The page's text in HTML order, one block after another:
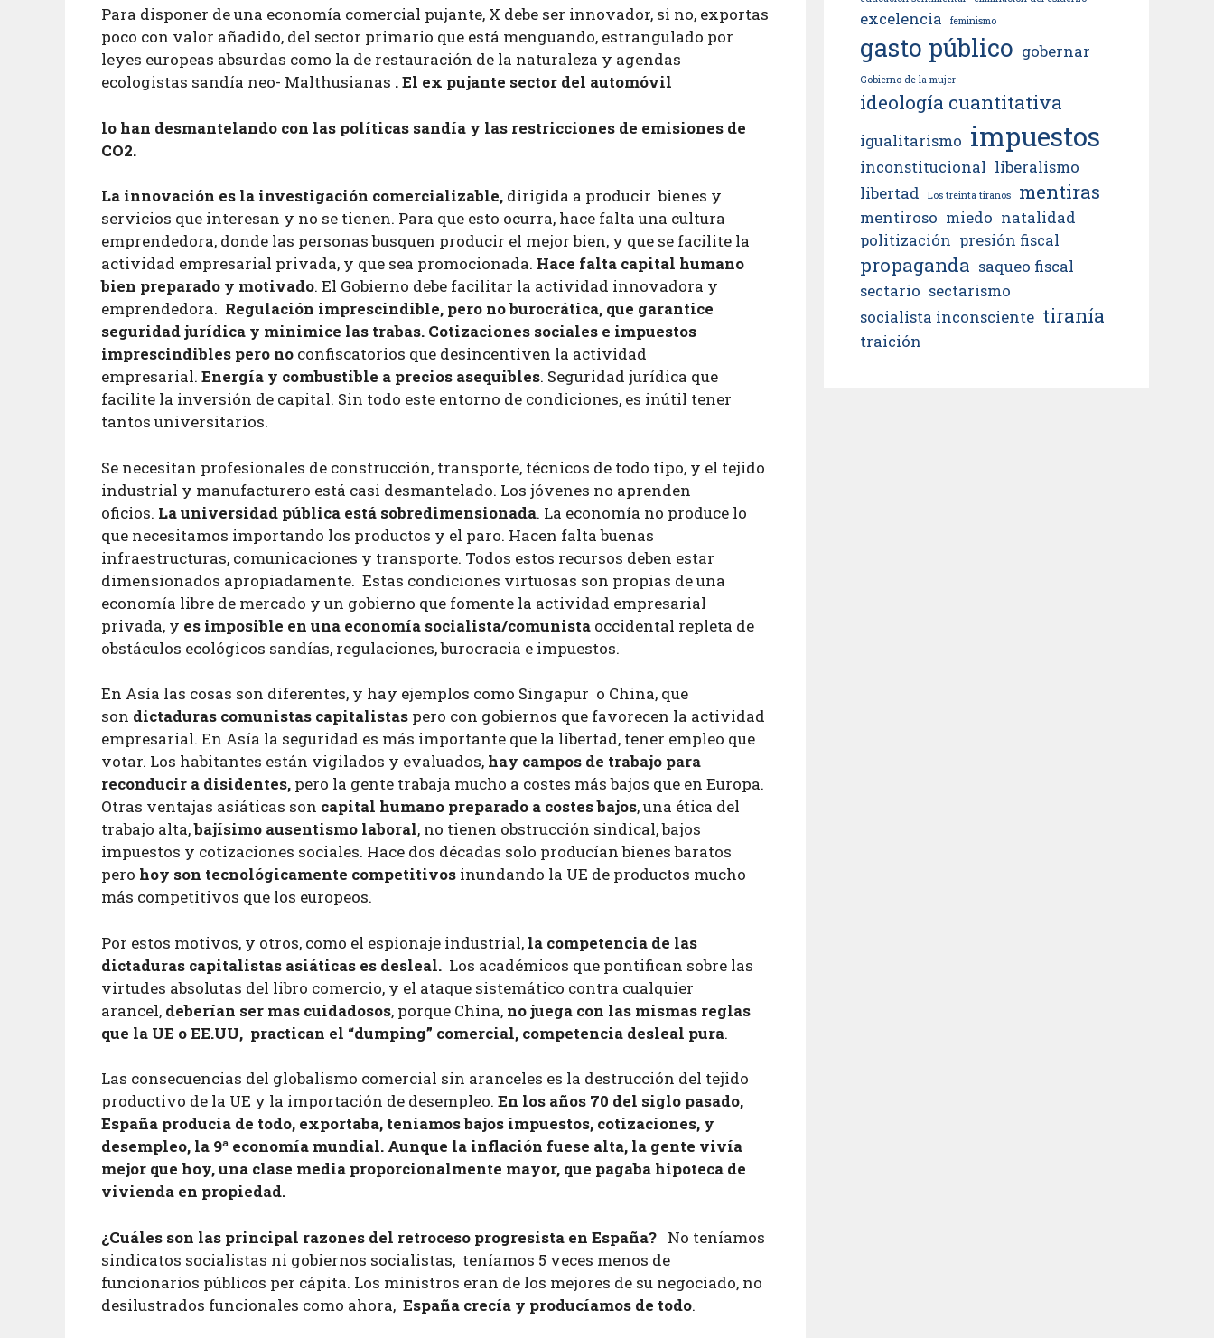
Para disponer de una economía comercial pujante, X debe ser innovador, si no, exportas
poco con valor añadido, del sector primario que está menguando, estrangulado por
leyes europeas absurdas como la de restauración de la naturaleza y agendas
ecologistas sandía neo- Malthusianas . El ex pujante sector del automóvil
lo han desmantelando con las políticas sandía y las restricciones de emisiones de
CO2.
La innovación es la investigación comercializable, dirigida a producir bienes y
servicios que interesan y no se tienen. Para que esto ocurra, hace falta una cultura
emprendedora, donde las personas busquen producir el mejor bien, y que se facilite la
actividad empresarial privada, y que sea promocionada. Hace falta capital humano
bien preparado y motivado. El Gobierno debe facilitar la actividad innovadora y
emprendedora. Regulación imprescindible, pero no burocrática, que garantice
seguridad jurídica y minimice las trabas. Cotizaciones sociales e impuestos
imprescindibles pero no confiscatorios que desincentiven la actividad
empresarial. Energía y combustible a precios asequibles. Seguridad jurídica que
facilite la inversión de capital. Sin todo este entorno de condiciones, es inútil tener
tantos universitarios.
Se necesitan profesionales de construcción, transporte, técnicos de todo tipo, y el tejido
industrial y manufacturero está casi desmantelado. Los jóvenes no aprenden
oficios. La universidad pública está sobredimensionada. La economía no produce lo
que necesitamos importando los productos y el paro. Hacen falta buenas
infraestructuras, comunicaciones y transporte. Todos estos recursos deben estar
dimensionados apropiadamente. Estas condiciones virtuosas son propias de una
economía libre de mercado y un gobierno que fomente la actividad empresarial
privada, y es imposible en una economía socialista/comunista occidental repleta de
obstáculos ecológicos sandías, regulaciones, burocracia e impuestos.
En Asía las cosas son diferentes, y hay ejemplos como Singapur o China, que
son dictaduras comunistas capitalistas pero con gobiernos que favorecen la actividad
empresarial. En Asía la seguridad es más importante que la libertad, tener empleo que
votar. Los habitantes están vigilados y evaluados, hay campos de trabajo para
reconducir a disidentes, pero la gente trabaja mucho a costes más bajos que en Europa.
Otras ventajas asiáticas son capital humano preparado a costes bajos, una ética del
trabajo alta,bajísimo ausentismo laboral, no tienen obstrucción sindical, bajos
impuestos y cotizaciones sociales. Hace dos décadas solo producían bienes baratos
pero hoy son tecnológicamente competitivos inundando la UE de productos mucho
más competitivos que los europeos.
Por estos motivos, y otros, como el espionaje industrial, la competencia de las
dictaduras capitalistas asiáticas es desleal. Los académicos que pontifican sobre las
virtudes absolutas del libro comercio, y el ataque sistemático contra cualquier
arancel, deberían ser mas cuidadosos, porque China, no juega con las mismas reglas
que la UE o EE.UU, practican el “dumping” comercial, competencia desleal pura.
Las consecuencias del globalismo comercial sin aranceles es la destrucción del tejido
productivo de la UE y la importación de desempleo. En los años 70 del siglo pasado,
España producía de todo, exportaba, teníamos bajos impuestos, cotizaciones, y
desempleo, la 9ª economía mundial. Aunque la inflación fuese alta, la gente vivía
mejor que hoy, una clase media proporcionalmente mayor, que pagaba hipoteca de
vivienda en propiedad.
¿Cuáles son las principal razones del retroceso progresista en España? No teníamos
sindicatos socialistas ni gobiernos socialistas, teníamos 5 veces menos de
funcionarios públicos per cápita. Los ministros eran de los mejores de su negociado, no
desilustrados funcionales como ahora, España crecía y producíamos de todo.
excelencia feminismo
gasto público gobernar
Gobierno de la mujer
ideología cuantitativa
igualitarismo impuestos
inconstitucional liberalismo
libertad
Los treinta tiranos mentiras
mentiroso miedo natalidad
politización presión fiscal
propaganda saqueo fiscal
sectario sectarismo
socialista inconsciente tiranía
traición